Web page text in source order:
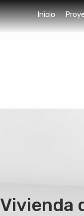
Inicio
Vivienda